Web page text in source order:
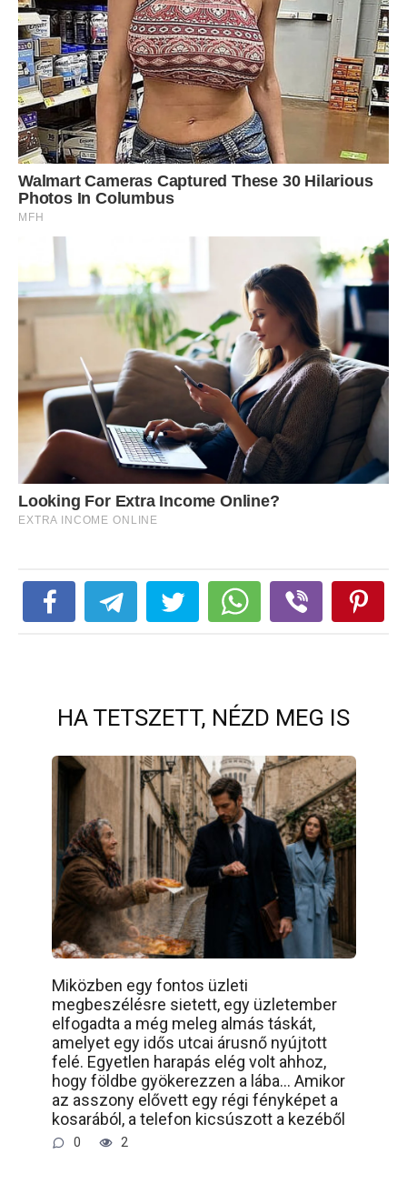
HA TETSZETT, NÉZD MEG IS
Miközben egy fontos üzleti
megbeszélésre sietett, egy üzletember
elfogadta a még meleg almás táskát,
amelyet egy idős utcai árusnő nyújtott
felé. Egyetlen harapás elég volt ahhoz,
hogy földbe gyökerezzen a lába… Amikor
az asszony elővett egy régi fényképet a
kosarából, a telefon kicsúszott a kezéből
0 2